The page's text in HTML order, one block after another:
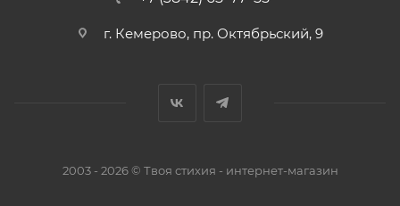
г. Кемерово, пр. Октябрьский, 9
2003 - 2026 © Твоя стихия - интернет-магазин